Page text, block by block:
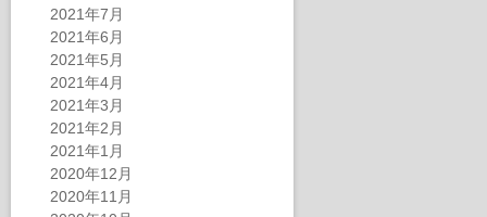
2021年7月
2021年6月
2021年5月
2021年4月
2021年3月
2021年2月
2021年1月
2020年12月
2020年11月